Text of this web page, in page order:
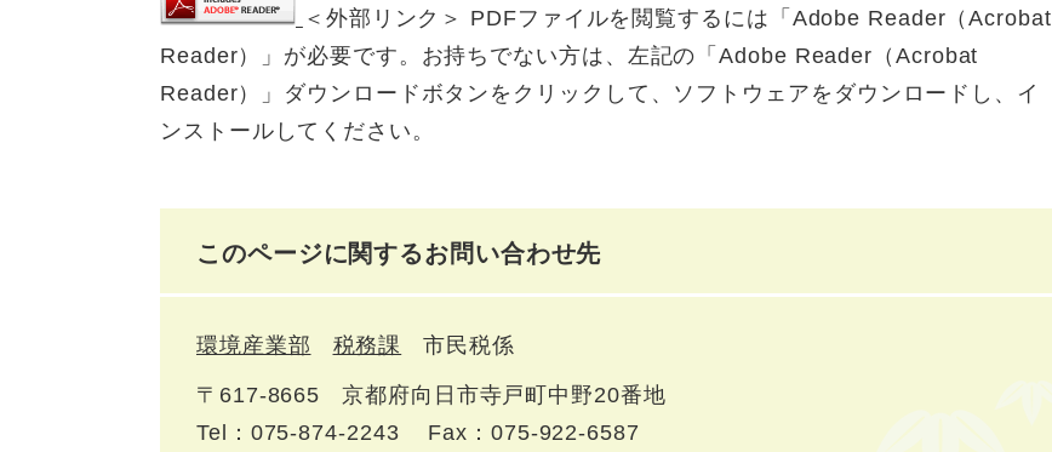
＜外部リンク＞ PDFファイルを閲覧するには「Adobe Reader（Acrobat
Reader）」が必要です。お持ちでない方は、左記の「Adobe Reader（Acrobat
Reader）」ダウンロードボタンをクリックして、ソフトウェアをダウンロードし、イ
ンストールしてください。
このページに関するお問い合わせ先
環境産業部 税務課 市民税係
〒617‐8665
京都府向日市寺戸町中野20番地
Tel：075-874-2243
Fax：075-922-6587